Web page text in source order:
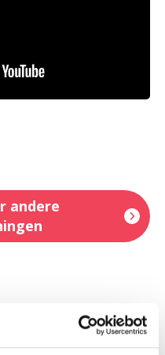
andere